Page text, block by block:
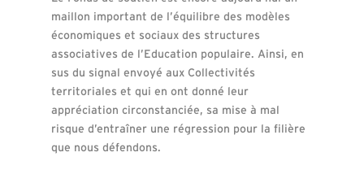
maillon important de l’équilibre des modèles
économiques et sociaux des structures
associatives de l’Education populaire. Ainsi, en
sus du signal envoyé aux Collectivités
territoriales et qui en ont donné leur
appréciation circonstanciée, sa mise à mal
risque d’entraîner une régression pour la filière
que nous défendons.